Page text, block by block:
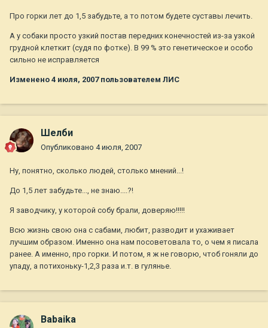
Про горки лет до 1,5 забудьте, а то потом будете суставы лечить.
А у собаки просто узкий постав передних конечностей из-за узкой
грудной клеткит (судя по фотке). В 99 % это генетическое и особо
сильно не исправляется
Изменено 4 июля, 2007пользователем ЛИС
Шелби
Опубликовано 4 июля, 2007
Ну, понятно, сколько людей, столько мнений...!
До 1,5 лет забудьте..., не знаю....?!
Я заводчику, у которой собу брали, доверяю!!!!!
Всю жизнь свою она с сабами, любит, разводит и ухаживает
лучшим образом. Именно она нам посоветовала то, о чем я писала
ранее. А именно, про горки. И потом, я ж не говорю, чтоб гоняли до
упаду, а потихоньку-1,2,3 раза и.т. в гулянье.
Babaika